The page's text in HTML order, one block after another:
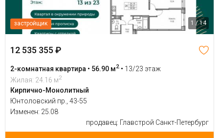
застройщик 1 / 14
12 535 355 ₽
2-комнатная квартира • 56.90 м2 • 13/23 этаж
Жилая: 24.16 м2
Кирпично-Монолитный
Юнтоловский пр., 43-55
Изменен: 25.08
продавец: Главстрой Санкт-Петербург